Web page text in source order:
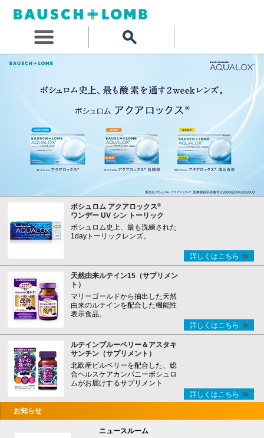
ボシュロム アクアロックス®
ワンデー UV シン トーリック
ボシュロム史上、最も洗練された
1dayトーリックレンズ。
詳しくはこちら
天然由来ルテイン15（サプリメン
ト）
マリーゴールドから抽出した天然
由来のルテインを配合した機能性
表示食品。
詳しくはこちら
ルテインブルーベリー＆アスタキ
サンチン（サプリメント）
北欧産ビルベリーを配合した、総
合ヘルスケアカンパニーボシュロ
ムがお届けするサプリメント
詳しくはこちら
お知らせ
ニュースルーム